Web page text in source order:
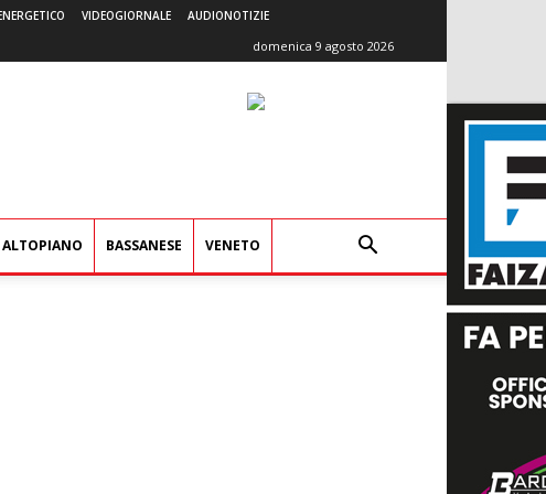
VIDEOGIORNALE AUDIONOTIZIE
domenica 9 agosto 2026
ALTOPIANO BASSANESE VENETO